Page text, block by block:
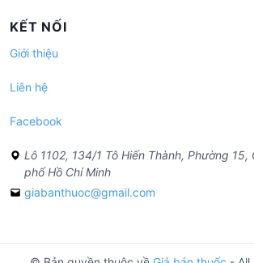
KẾT NỐI
Giới thiệu
Liên hệ
Facebook
Lô 1102, 134/1 Tô Hiến Thành, Phường 15,
phố Hồ Chí Minh
giabanthuoc@gmail.com